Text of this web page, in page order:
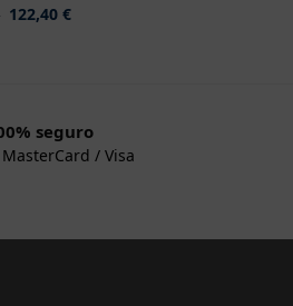
122,40€
seguro
MasterCard / Visa